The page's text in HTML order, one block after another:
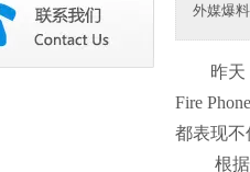
外媒爆
昨天，
Fire
都表现
根据外